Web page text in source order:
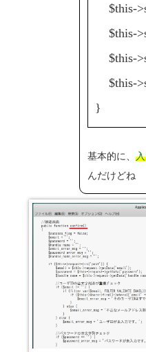
$this-
$this-
$this-
$this-
}
基本的に、
んだけどね